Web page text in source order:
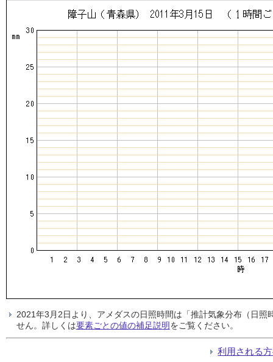
2021年3月2日より、アメダスの日照時間は「推計気象分布（日
せん。詳しくは要素ごとの値の補足説明をご覧ください。
利用される